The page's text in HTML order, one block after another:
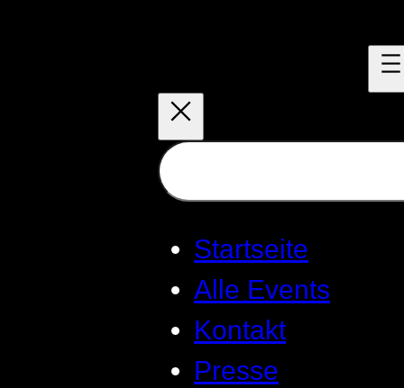
Suchen
Startseite
Alle Events
Kontakt
Presse